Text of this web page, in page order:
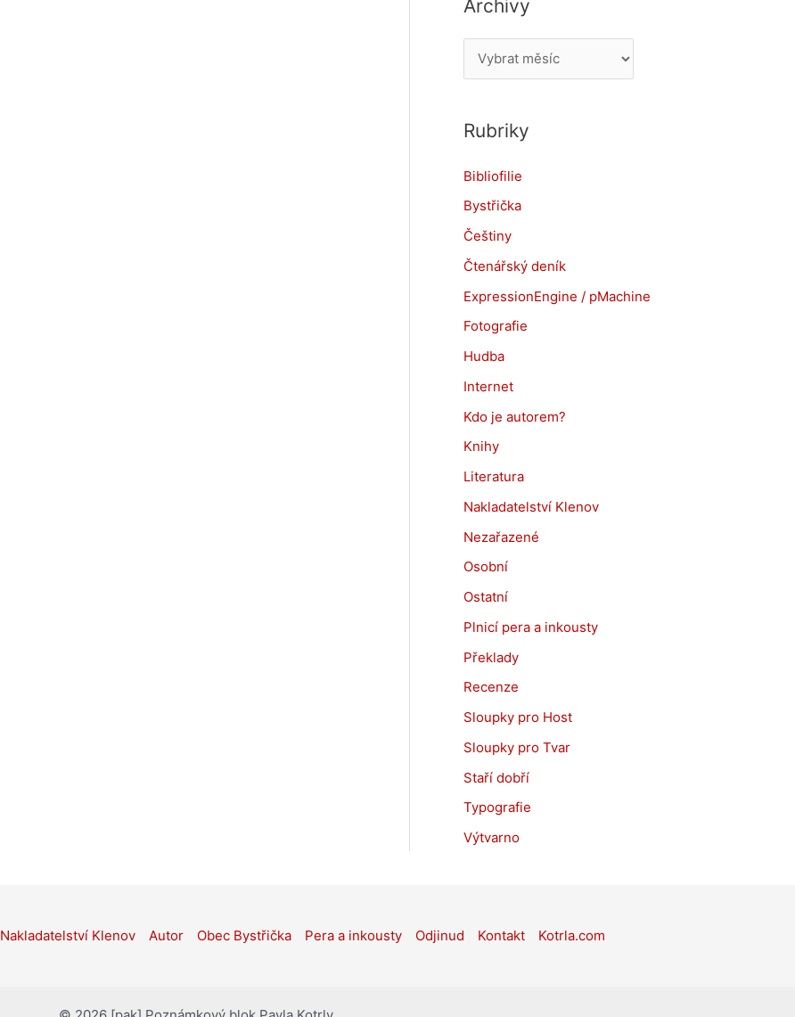
Archivy
r
h
v
y
Rubriky
Bibliofilie
Bystřička
Češtiny
Čtenářský deník
ExpressionEngine / pMachine
Fotografie
Hudba
Internet
Kdo je autorem?
Knihy
Literatura
Nakladatelství Klenov
Nezařazené
Osobní
Ostatní
Plnicí pera a inkousty
Překlady
Recenze
Sloupky pro Host
Sloupky pro Tvar
Staří dobří
Typografie
Výtvarno
Nakladatelství Klenov Autor Obec Bystřička Pera a inkousty Odjinud Kontakt Kotrla.com